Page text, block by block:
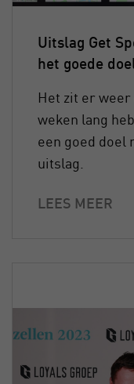
Uitslag Get
het goede
Het zit er weer
weken lang
een goed doel
uitslag.
LEES MEER